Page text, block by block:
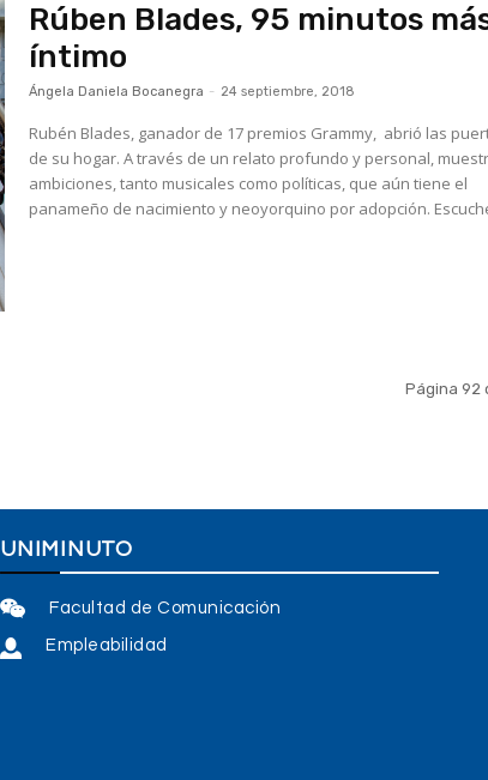
Rúben Blades, 95 minutos
íntimo
Ángela Daniela Bocanegra - 24 septiembre, 2018
Rubén Blades, ganador de 17 premios Grammy, abrió las
de su hogar. A través de un relato profundo y personal,
ambiciones, tanto musicales como políticas, que aún tiene el
panameño de nacimiento y neoyorquino por
Página 92
UNIMINUTO
Facultad de Comunicación
Empleabilidad